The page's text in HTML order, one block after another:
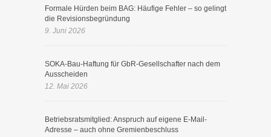
Formale Hürden beim BAG: Häufige Fehler – so gelingt
die Revisionsbegründung
9. Juni 2026
SOKA-Bau-Haftung für GbR-Gesellschafter nach dem
Ausscheiden
12. Mai 2026
Betriebsratsmitglied: Anspruch auf eigene E-Mail-
Adresse – auch ohne Gremienbeschluss